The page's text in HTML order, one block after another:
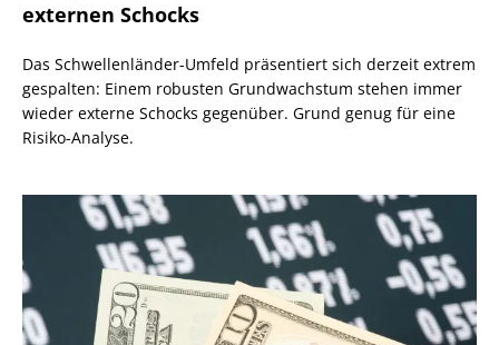
externen Schocks
Das Schwellenländer-Umfeld präsentiert sich derzeit extrem
gespalten: Einem robusten Grundwachstum stehen immer
wieder externe Schocks gegenüber. Grund genug für eine
Risiko-Analyse.